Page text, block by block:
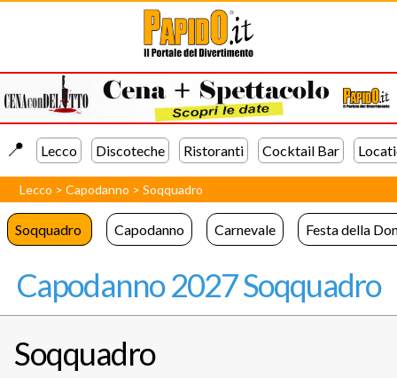
📍️ Lecco Discoteche Ristoranti Cocktail Bar
Lecco >Capodanno >Soqquadro
Soqquadro Capodanno Carnevale Festa della
Capodanno 2027 Soqquadro
Soqquadro